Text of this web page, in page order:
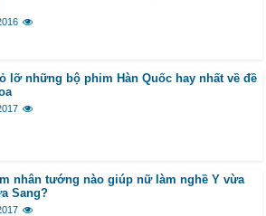
lỡ những bộ phim Hàn Quốc hay nhất về đề
nhân tướng nào giúp nữ làm nghề Y vừa
Sang?